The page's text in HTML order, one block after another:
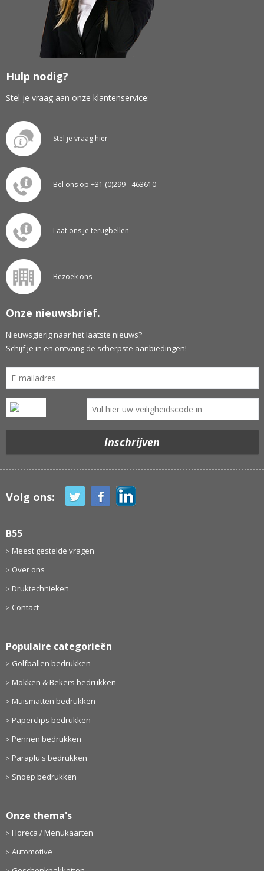
Hulp nodig?
Stel je vraag aan onze klantenservice:
Stel je vraag hier
Bel ons op +31 (0)299 - 463610
Laat ons je terugbellen
Bezoek ons
Onze nieuwsbrief.
Nieuwsgierig naar het laatste nieuws?
Schijf je in en ontvang de scherpste aanbiedingen!
Volg ons:
B55
Meest gestelde vragen
Over ons
Druktechnieken
Contact
Populaire categorieën
Golfballen bedrukken
Mokken & Bekers bedrukken
Muismatten bedrukken
Paperclips bedrukken
Pennen bedrukken
Paraplu's bedrukken
Snoep bedrukken
Onze thema's
Horeca / Menukaarten
Automotive